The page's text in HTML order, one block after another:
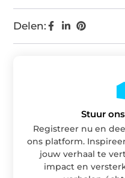
Delen:
Stuur
Registreer nu en
ons platform.
jouw verhaal te
impact en